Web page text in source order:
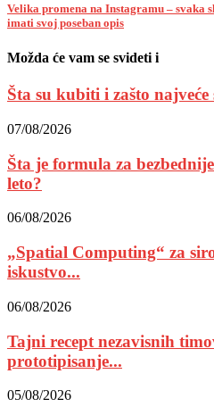
Velika promena na Instagramu – svaka
imati svoj poseban opis
Možda će vam se svideti i
Šta su kubiti i zašto
07/08/2026
Šta je formula za
leto?
06/08/2026
„Spatial Computing“ za
iskustvo...
06/08/2026
Tajni recept nezavisnih
prototipisanje...
05/08/2026